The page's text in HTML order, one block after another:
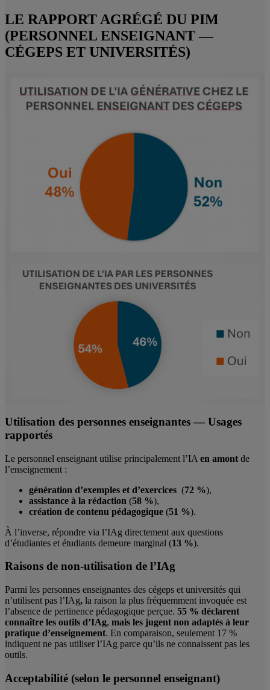
LE RAPPORT AGRÉGÉ DU PIM
(PERSONNEL ENSEIGNANT —
CÉGEPS ET UNIVERSITÉS)
Utilisation des personnes enseignantes — Usages
rapportés
Le personnel enseignant utilise principalement l’IA en amont de
l’enseignement :
génération d’exemples et d’exercices (72 %),
assistance à la rédaction (58 %),
création de contenu pédagogique (51 %).
À l’inverse, répondre via l’IAg directement aux questions
d’étudiantes et étudiants demeure marginal (13 %).
Raisons de non-utilisation de l’IAg
Parmi les personnes enseignantes des cégeps et universités qui
n’utilisent pas l’IAg, la raison la plus fréquemment invoquée est
l’absence de pertinence pédagogique perçue. 55 % déclarent
connaître les outils d’IAg, mais les jugent non adaptés à leur
pratique d’enseignement. En comparaison, seulement 17 %
indiquent ne pas utiliser l’IAg parce qu’ils ne connaissent pas les
outils.
Acceptabilité (selon le personnel enseignant)